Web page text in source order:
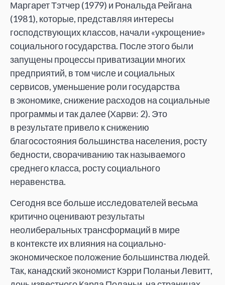
Маргарет Тэтчер (1979) и Рональда Рейгана
(1981), которые, представляя интересы
господствующих классов, начали «укрощение»
социального государства. После этого были
запущены процессы приватизации многих
предприятий, втом числе исоциальных
сервисов, уменьшение роли государства
вэкономике, снижение расходов насоциальные
программы итак далее (Харви: 2). Это
в результате привело кснижению
благосостояния большинства населения, росту
бедности, сворачиванию так называемого
среднего класса, росту социального
неравенства.
Сегодня все больше исследователей весьма
критично оценивают результаты
неолиберальных трансформаций в мире
в контексте ихвлияния насоциально-
экономическое положение большинства людей.
Так, канадский экономист Кэрри Поланьи Левитт,